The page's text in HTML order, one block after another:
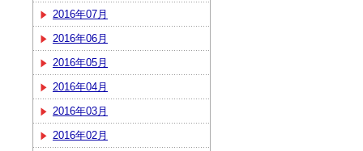
2016年07月
2016年06月
2016年05月
2016年04月
2016年03月
2016年02月